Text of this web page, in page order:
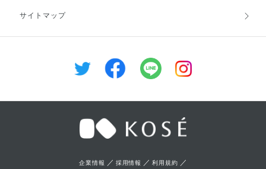
キャンセル・返品・交換
サイトマップ
企業情報 ／ 採用情報 ／利用規約 ／